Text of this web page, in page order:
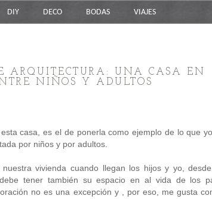
DIY DECO BODAS VIAJES
ARQUITECTURA: UNA CASA EN
NIÑOS Y ADULTOS
casa, es el de ponerla como ejemplo de lo que
por niños y por adultos.
vivienda cuando llegan los hijos y yo, desde
tener también su espacio en al vida de los
no es una excepción y , por eso, me gusta